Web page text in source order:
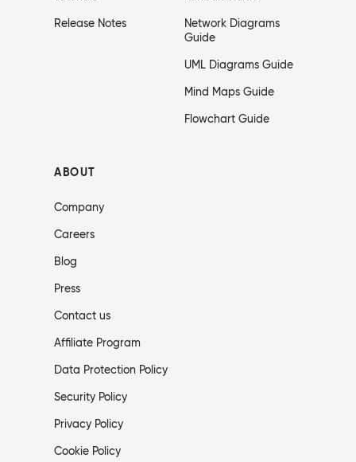
Release Notes
Network Diagrams
Guide
UML Diagrams Guide
Mind Maps Guide
Flowchart Guide
ABOUT
Company
Careers
Blog
Press
Contact us
Affiliate Program
Data Protection Policy
Security Policy
Privacy Policy
Cookie Policy